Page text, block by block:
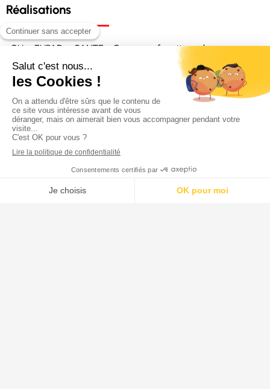
Réalisations
• CH – EHPAD – SANTE - Ouvrages fonctionnels
• Génie civil - Industrie - Commerces - Tertiaires
• Réhabilitations
• Logements
. Nos vidéos
Contact
• Contactez-nous